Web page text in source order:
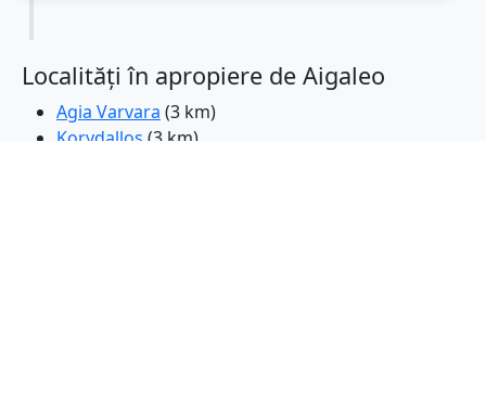
Localități în apropiere de Aigaleo
Agia Varvara (3 km)
Korydallos (3 km)